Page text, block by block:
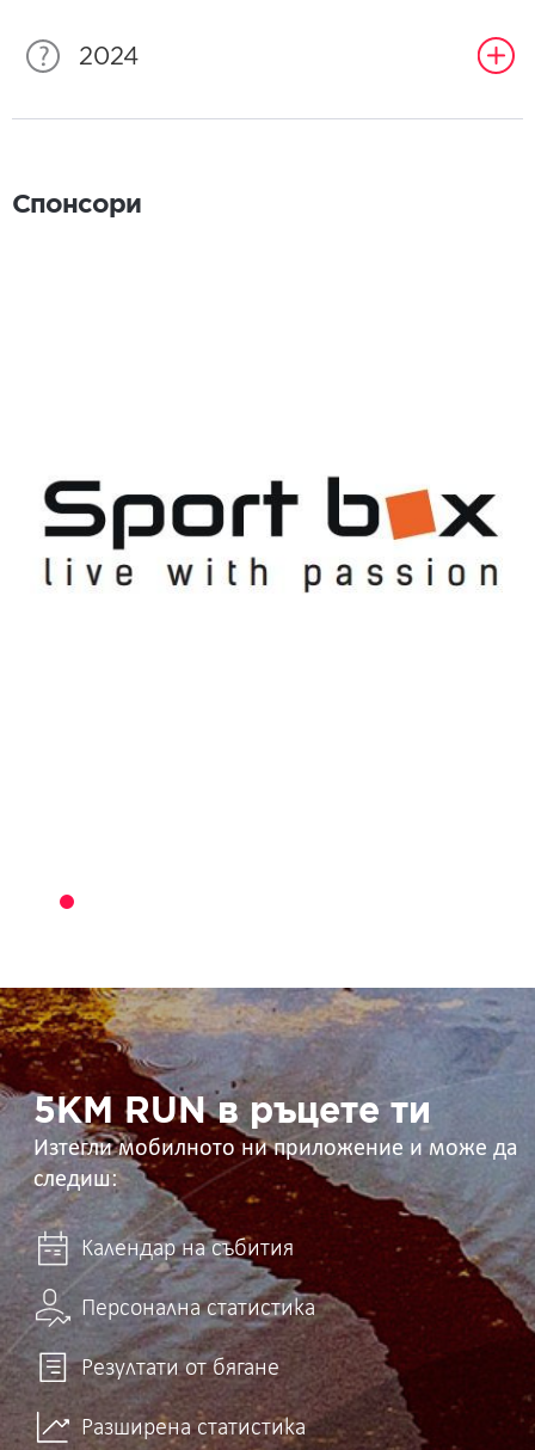
2024
Спонсори
5KM
RUN
в
ръцете
ти 5KM RUN в ръцете ти
Изтегли мобилното ни приложение и може да
следиш:
Календар на събития
Персонална статистика
Резултати от бягане
Разширена статистика